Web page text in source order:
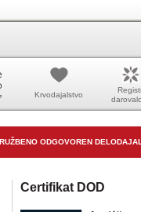
Krvodajalstvo
ODGOVOREN
Certifikat DOD